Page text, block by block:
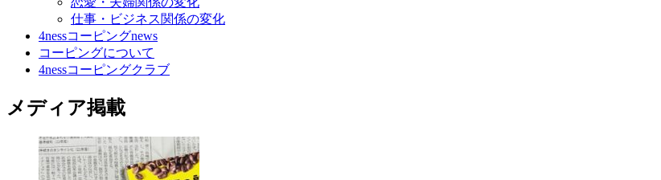
仕事・ビジネス関係の変化
4nessコーピングnews
コーピングについて
4nessコーピングクラブ
メディア掲載